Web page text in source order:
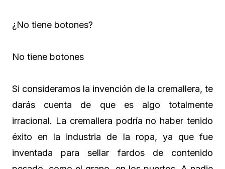
¿No tiene botones?
No tiene botones
Si consideramos la invención de la cremallera, te
darás cuenta de que es algo totalmente
irracional. La cremallera podría no haber tenido
éxito en la industria de la ropa, ya que fue
inventada para sellar fardos de contenido